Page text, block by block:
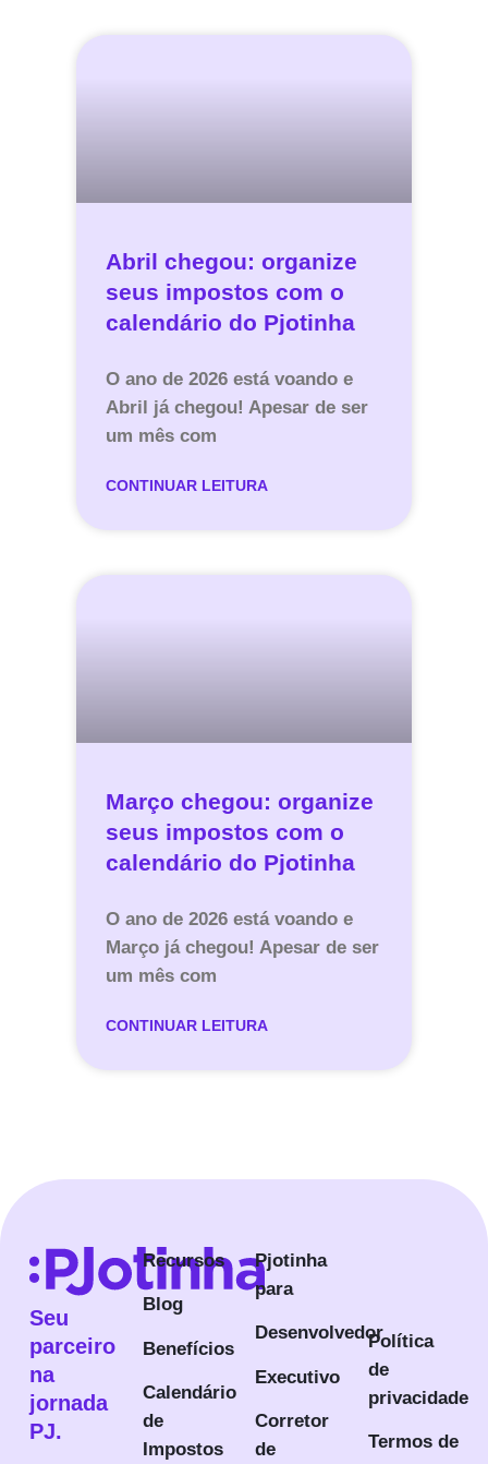
Abril chegou: organize
seus impostos com o
calendário do Pjotinha
O ano de 2026 está voando e
Abril já chegou! Apesar de ser
um mês com
CONTINUAR LEITURA
Março chegou: organize
seus impostos com o
calendário do Pjotinha
O ano de 2026 está voando e
Março já chegou! Apesar de ser
um mês com
CONTINUAR LEITURA
Seu
parceiro
na
jornada
PJ.
Recursos
Blog
Benefícios
Calendário
de
Impostos
Pjotinha
para
Desenvolvedor
Executivo
Corretor
de
Política
de
privacidade
Termos de